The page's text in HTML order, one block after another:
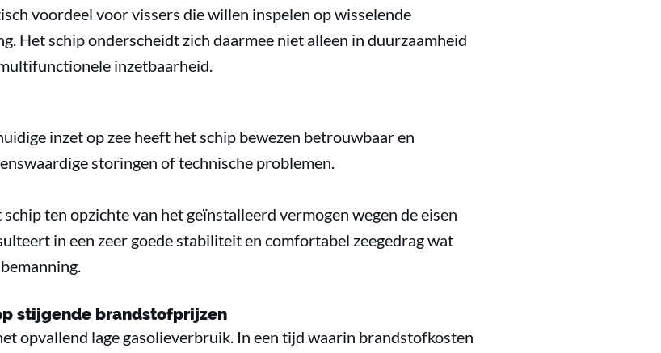
voordeel voor vissers die willen inspelen op wisselende
Het schip onderscheidt zich daarmee niet alleen in duurzaamheid
inzetbaarheid.
inzet op zee heeft het schip bewezen betrouwbaar en
storingen of technische problemen.
ten opzichte van het geïnstalleerd vermogen wegen de eisen
in een zeer goede stabiliteit en comfortabel zeegedrag wat
stijgende brandstofprijzen
opvallend lage gasolieverbruik. In een tijd waarin brandstofkosten